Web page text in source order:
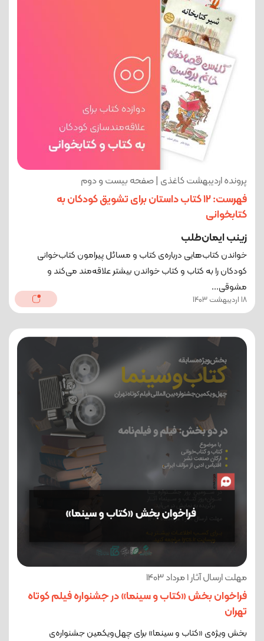
پرونده اردیبهشت کاغذی | صفحه بیست و دوم
فهرست: 12 کتاب داستان برای تشویق کودکان به
کتابخوانی
زینب ایمان‌‌طلب
خواندن کتاب‌هایی درباره‌ی کتاب و مسائل پیرامون کتاب‌خوانی
کودکان را به کتاب و کتاب خواندن بیشتر علاقه‌مند می‌کند و
مشوقی...
18 اردیبهشت 1403
مهلت ارسال آثار 1 مرداد 1403
فراخوان بخش «کتاب و سینما» در جشنواره فیلم کوتاه
تهران
بخش ویژه‌ی «کتاب و سینما» برای چهل‌ویکمین جشنواره‌ی